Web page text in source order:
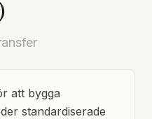
att bygga
standardiserade